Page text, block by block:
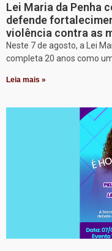
Lei Maria da Penha
defende
violência contra as
Neste 7 de agosto, a Lei
completa 20 anos como
Leia mais »